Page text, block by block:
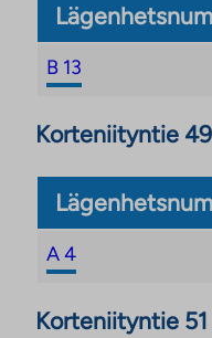
B 13
Korteniityntie 49
A 4
Korteniityntie 51